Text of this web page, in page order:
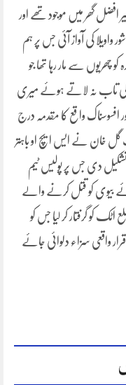
افضل گھر میں موجود تھے اور
واویلا کی آواز آئی جس پر ہم
چھریوں سے مار رہا تھا جو
کی تاب نہ لاتے ہوئے میری
افسوسناک واقع کا مقدمہ درج
گل خان نے ایس ایچ او باہتر
تشکیل دی جس پر پولیس ٹیم
بیوی کو قتل کرنے والے
اٹک کو گرفتار کر لیا جس کو
واقعی سزاء دلوائی جائے